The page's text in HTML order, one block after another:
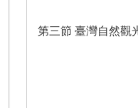
第三節 臺灣自然觀